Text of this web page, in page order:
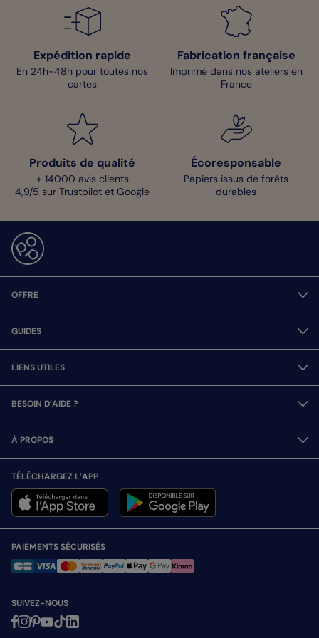
Expédition rapide
En 24h-48h pour toutes nos
cartes
Fabrication française
Imprimé dans nos ateliers en
France
Produits de qualité
+ 14000 avis clients
4,9/5 sur Trustpilot et Google
Écoresponsable
Papiers issus de forêts
durables
OFFRE
GUIDES
LIENS UTILES
BESOIN D’AIDE ?
À PROPOS
TÉLÉCHARGEZ L’APP
PAIEMENTS SÉCURISÉS
SUIVEZ-NOUS